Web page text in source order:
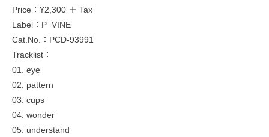
Price：¥2,300 ＋ Tax
Label：P−VINE
Cat.No.：PCD-93991
Tracklist：
01. eye
02. pattern
03. cups
04. wonder
05. understand